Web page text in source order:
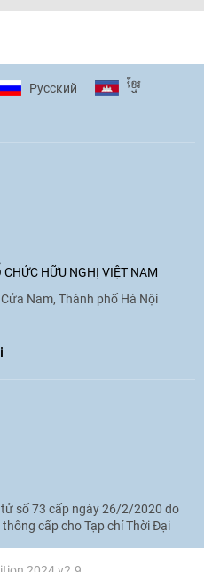
em Đông Á cùng kiến tạo
hữu nghị giữa các dân tộc"
sứ Hungary tại Việt Nam
Nam tại trại hè Artek
Pусский ខ្មែរ
CHỨC HỮU NGHỊ VIỆT NAM
Nam, Thành phố Hà Nội
số 73 cấp ngày 26/2/2020 do
cấp cho Tạp chí Thời Đại